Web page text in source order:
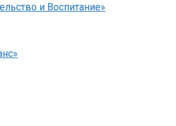
и Воспитание»